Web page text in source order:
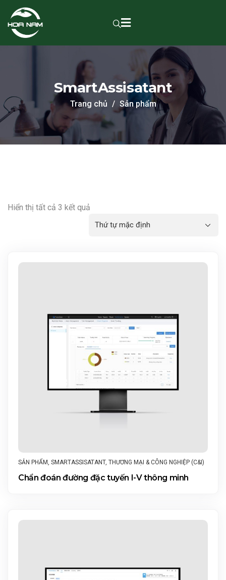
SmartAssisatant
Trang chủ Sản phẩm
Hiển thị tất cả 3 kết quả
SẢN PHẨM SMARTASSISATANT, THƯƠNG MẠI & CÔNG NGHIỆP (C&I)
Chẩn đoán đường đặc tuyến I-V thông minh